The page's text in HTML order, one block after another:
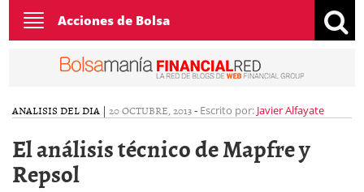
Toggle
navigation
Acciones de Bolsa
ANALISIS DEL DIA | 20 OCTUBRE, 2013- Escrito por: Javier Alfayate
El análisis técnico de Mapfre y
Repsol